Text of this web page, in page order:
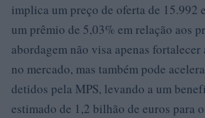
implica um preço de oferta de 15.992
um prêmio de 5,03% em relação aos
abordagem não visa apenas fortalecer
no mercado, mas também pode
detidos pela MPS, levando a um
estimado de 1,2 bilhão de euros para